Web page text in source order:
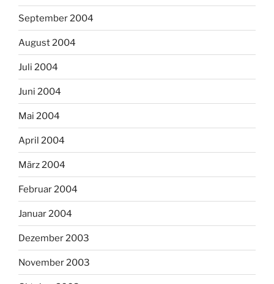
September 2004
August 2004
Juli 2004
Juni 2004
Mai 2004
April 2004
März 2004
Februar 2004
Januar 2004
Dezember 2003
November 2003